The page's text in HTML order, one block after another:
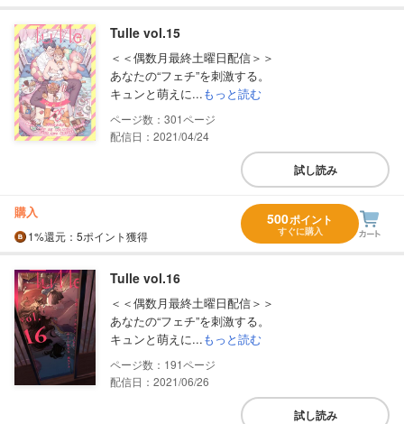
Tulle vol.15
＜＜偶数月最終土曜日配信＞＞
あなたの“フェチ”を刺激する。
キュンと萌えに...もっと読む
301
配信日：2021/04/24
試し読み
購入
1%還元 ：5ポイント獲得
500ポイント
すぐに購入
Tulle vol.16
＜＜偶数月最終土曜日配信＞＞
あなたの“フェチ”を刺激する。
キュンと萌えに...もっと読む
191
配信日：2021/06/26
試し読み